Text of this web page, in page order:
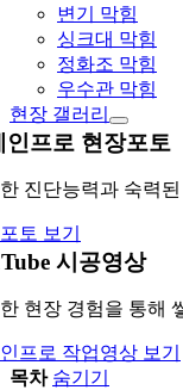
변기 막힘
싱크대 막힘
정화조 막힘
우수관 막힘
현장 갤러리
인프로 현장포토
진단능력과 숙력된
토 보기
시공영상
현장 경험을 통해
프로 작업영상 보기
목차 숨기기